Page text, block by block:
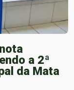
a 2ª
da Mata